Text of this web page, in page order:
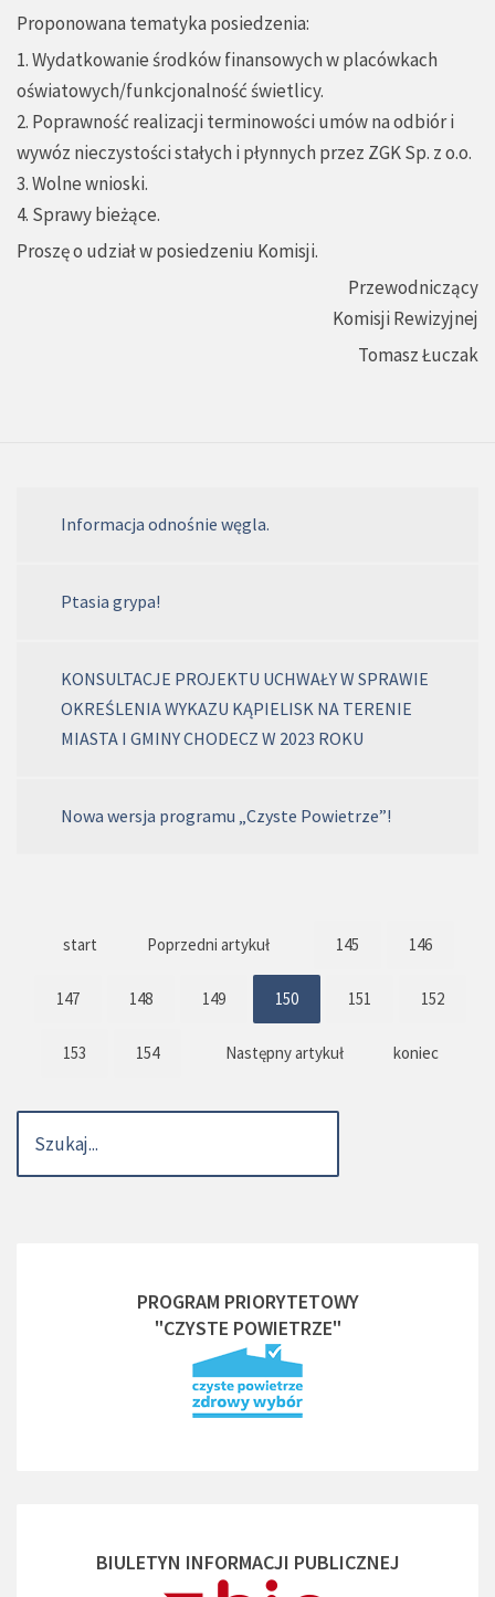
Proponowana tematyka posiedzenia:
1. Wydatkowanie środków finansowych w placówkach
oświatowych/funkcjonalność świetlicy.
2. Poprawność realizacji terminowości umów na odbiór i
wywóz nieczystości stałych i płynnych przez ZGK Sp. z o.o.
3. Wolne wnioski.
4. Sprawy bieżące.
Proszę o udział w posiedzeniu Komisji.
Przewodniczący
Komisji Rewizyjnej
Tomasz Łuczak
Informacja odnośnie węgla.
Ptasia grypa!
KONSULTACJE PROJEKTU UCHWAŁY W SPRAWIE
OKREŚLENIA WYKAZU KĄPIELISK NA TERENIE
MIASTA I GMINY CHODECZ W 2023 ROKU
Nowa wersja programu „Czyste Powietrze”!
start Poprzedni artykuł 145 146
147 148 149 150 151 152
153 154 Następny artykuł koniec
PROGRAM PRIORYTETOWY
"CZYSTE POWIETRZE"
BIULETYN INFORMACJI PUBLICZNEJ